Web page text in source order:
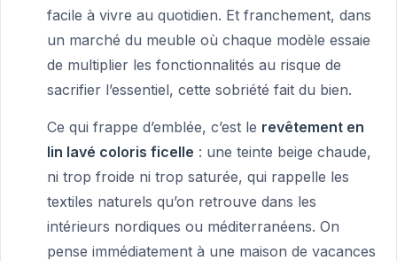
facile à vivre au quotidien. Et franchement, dans
un marché du meuble où chaque modèle essaie
de multiplier les fonctionnalités au risque de
sacrifier l’essentiel, cette sobriété fait du bien.
Ce qui frappe d’emblée, c’est le revêtement en
lin lavé coloris ficelle : une teinte beige chaude,
ni trop froide ni trop saturée, qui rappelle les
textiles naturels qu’on retrouve dans les
intérieurs nordiques ou méditerranéens. On
pense immédiatement à une maison de vacances